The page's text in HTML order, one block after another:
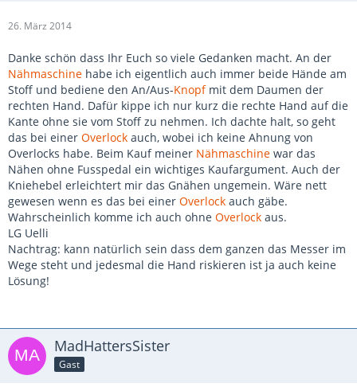
26. März 2014
Danke schön dass Ihr Euch so viele Gedanken macht. An der
Nähmaschine habe ich eigentlich auch immer beide Hände am
Stoff und bediene den An/Aus-Knopfmit dem Daumen der
rechten Hand. Dafür kippe ich nur kurz die rechte Hand auf die
Kante ohne sie vom Stoff zu nehmen. Ich dachte halt, so geht
das bei einer Overlock auch, wobei ich keine Ahnung von
Overlocks habe. Beim Kauf meiner Nähmaschine war das
Nähen ohne Fusspedal ein wichtiges Kaufargument. Auch der
Kniehebel erleichtert mir das Gnähen ungemein. Wäre nett
gewesen wenn es das bei einer Overlock auch gäbe.
Wahrscheinlich komme ich auch ohne Overlock aus.
LG Uelli
Nachtrag: kann natürlich sein dass dem ganzen das Messer im
Wege steht und jedesmal die Hand riskieren ist ja auch keine
Lösung!
MadHattersSister
Gast